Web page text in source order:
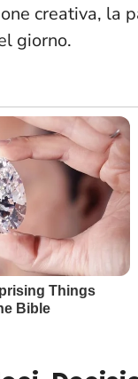
creativa, la
giorno.